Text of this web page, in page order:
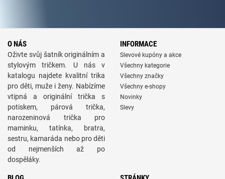
O NÁS
Oživte svůj šatník originálním a
stylovým tričkem. U nás v
katalogu najdete kvalitní trika
pro děti, muže i ženy. Nabízíme
vtipná a originální trička s
potiskem, párová trička,
narozeninová trička pro
maminku, tatínka, bratra,
sestru, kamaráda nebo pro děti
od nejmenších až po
dospěláky.
INFORMACE
Slevové kupóny a akce
Všechny kategorie
Všechny značky
Všechny e-shopy
Novinky
Slevy